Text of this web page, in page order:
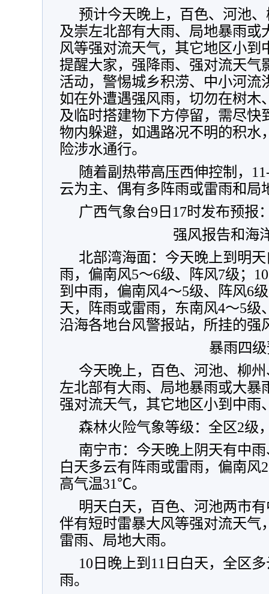
预计今天晚上，百色、河池
及崇左北部有大雨、局地暴雨或
风等强对流天气，其它地区小到
提醒大家，强降雨、强对流天气
活动，警惕城乡积涝、中小河流
如在外遭遇强风雨，切勿在树木
及临时搭建物下方停留，需尽快
物内躲避，如遇路况不明的积水
险涉水通行。
随着副热带高压西伸控制，
云为主、偶有多阵雨或雷雨和局
广西气象台9日17时发布预报
强风报告和海
北部湾海面：今天晚上到明
雨，偏南风5～6级、阵风7级；
到中雨，偏南风4～5级、阵风6
天，阵雨或雷雨，东南风4～5级
沿海各地台风警报站，所挂的强
暴雨四
今天晚上，百色、河池、柳
左北部有大雨、局地暴雨或大暴
强对流天气，其它地区小到中雨
森林火险气象等级：全区2级
南宁市：今天晚上阴天有中
白天多云有阵雨或雷雨，偏南
高气温31℃。
明天白天，百色、河池两市
伴有短时雷暴大风等强对流天气
雷雨、局地大雨。
10日晚上到11日白天，全区
雨。